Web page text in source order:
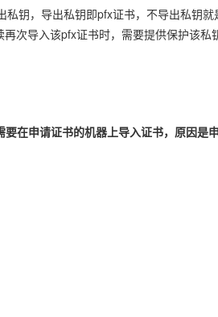
钥，导出私钥即pfx证书，不导出私钥就
次导入该pfx证书时，需要提供保护该私
在申请证书的机器上导入证书，原因是申